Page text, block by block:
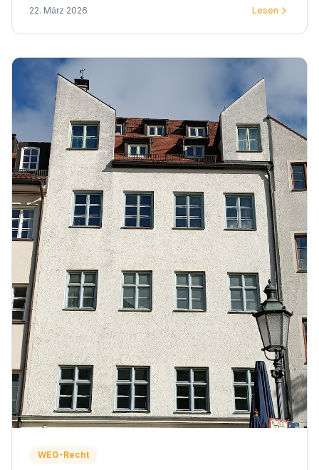
22. März 2026 Lesen
WEG-Recht